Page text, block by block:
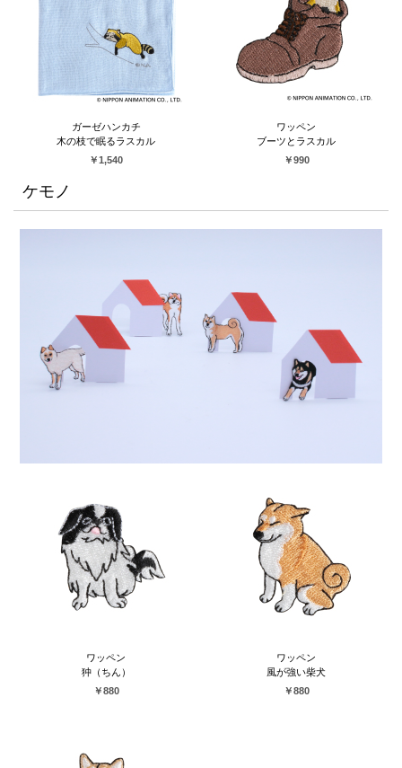
ガーゼハンカチ
木の枝で眠るラスカル
￥1,540
ワッペン
ブーツとラスカル
￥990
ケモノ
ワッペン
狆（ちん）
￥880
ワッペン
風が強い柴犬
￥880